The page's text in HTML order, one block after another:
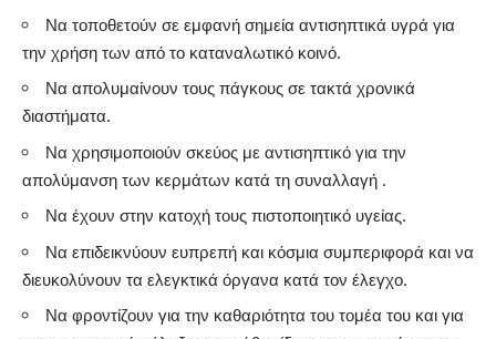
Να τοποθετούν σε εμφανή σημεία αντισηπτικά υγρά για
την χρήση των από το καταναλωτικό κοινό.
Να απολυμαίνουν τους πάγκους σε τακτά χρονικά
διαστήματα.
Να χρησιμοποιούν σκεύος με αντισηπτικό για την
απολύμανση των κερμάτων κατά τη συναλλαγή .
Να έχουν στην κατοχή τους πιστοποιητικό υγείας.
Να επιδεικνύουν ευπρεπή και κόσμια συμπεριφορά και να
διευκολύνουν τα ελεγκτικά όργανα κατά τον έλεγχο.
Να φροντίζουν για την καθαριότητα του τομέα του και για